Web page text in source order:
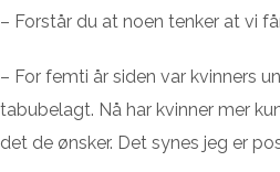
– Forstår du at noen tenker at vi
– For femti år siden var kvinners
tabubelagt. Nå har kvinner mer
det de ønsker. Det synes jeg er